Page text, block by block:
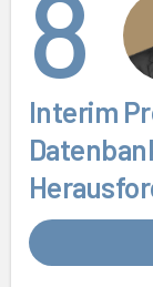
8
Interim